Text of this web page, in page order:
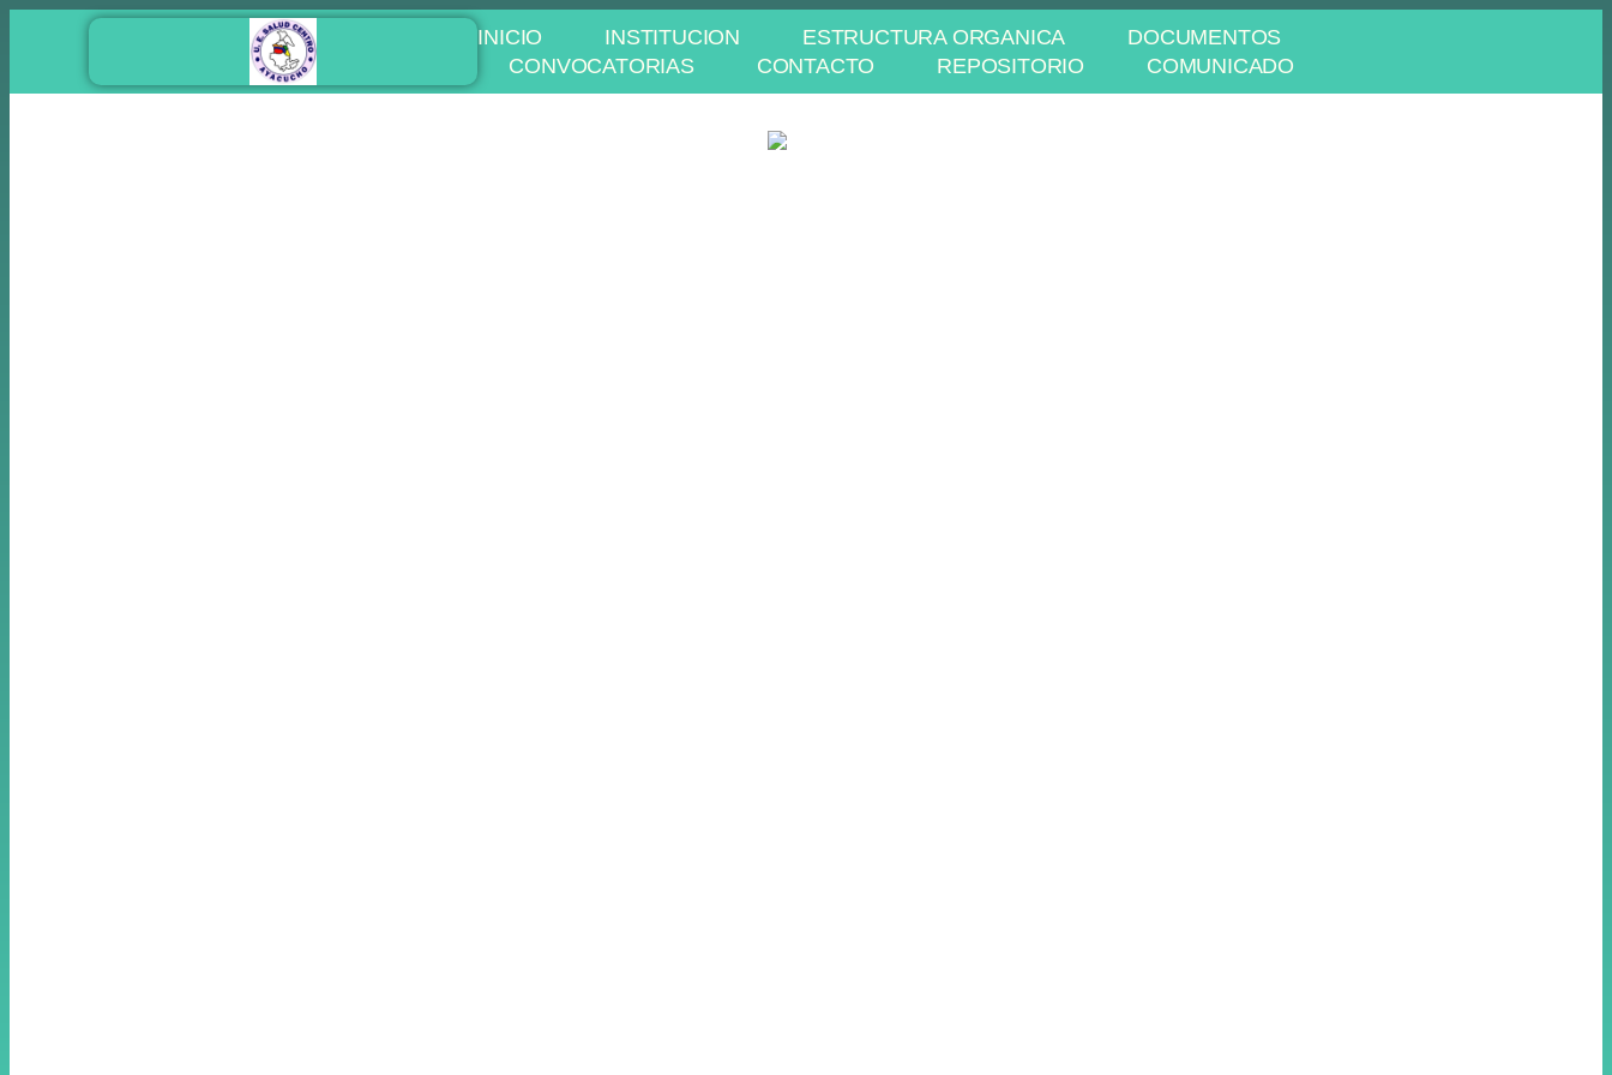
INICIO INSTITUCION ESTRUCTURA ORGANICA
DOCUMENTOS
CONVOCATORIAS
CONTACTO REPOSITORIO COMUNICADO